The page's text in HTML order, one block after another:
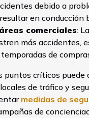
debido a
en
comerciales:
más accidentes,
de
críticos
de tráfico y
medidas de
de